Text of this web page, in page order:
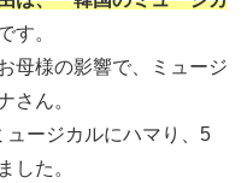
す。
母様の影響で、ミュージ
さん。
ージカルにハマり、5
した。